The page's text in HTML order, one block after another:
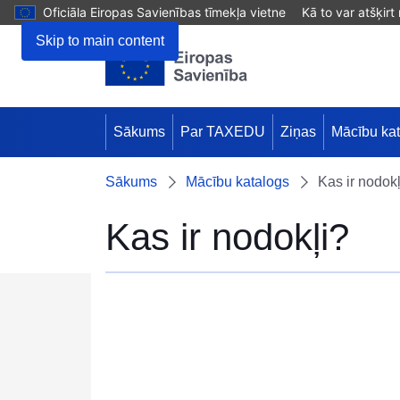
Skip to main content
Oficiāla Eiropas Savienības tīmekļa vietne Kā to var atšķirt
Sākums Par TAXEDU Ziņas Mācību
Sākums Mācību katalogs Kas ir
Kas ir nodokļi?